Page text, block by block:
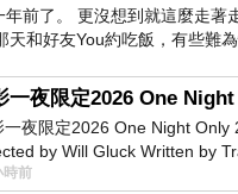
前了。 更沒想到就這麼走著
天和好友You約吃飯，有些難
一夜限定2026 One Night Only
by Will Gluck Written by
Monica Barbaro
時前